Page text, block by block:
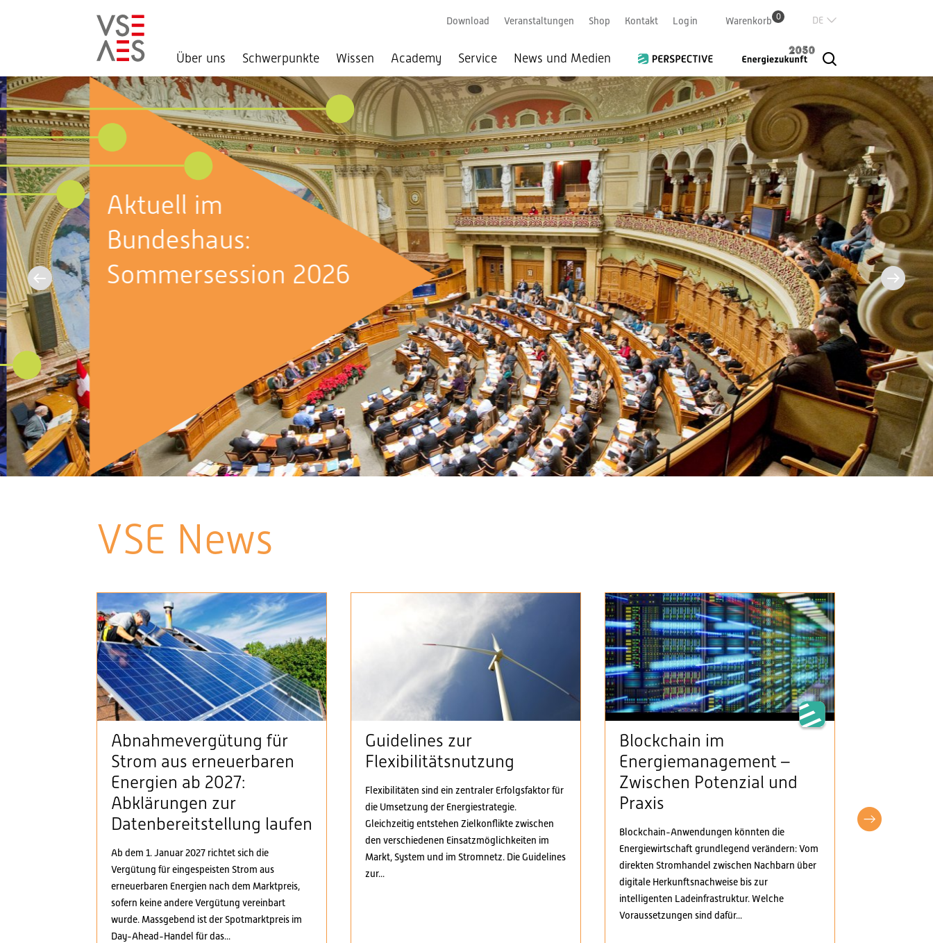
Direkt
zum
Inhalt
Über uns Schwerpunkte Wissen Academy Service News und Medien
Download Veranstaltungen Shop Kontakt Login Warenkorb 0
Aktuell im
Bundeshaus:
Sommersession 2026
VSE News
Abnahmevergütung für
Strom aus erneuerbaren
Energien ab 2027:
Abklärungen zur
Datenbereitstellung laufen
Ab dem 1. Januar 2027 richtet sich die
Vergütung für eingespeisten Strom aus
erneuerbaren Energien nach dem Marktpreis,
sofern keine andere Vergütung vereinbart
wurde. Massgebend ist der Spotmarktpreis im
Day-Ahead-Handel für das...
Guidelines zur
Flexibilitätsnutzung
Flexibilitäten sind ein zentraler Erfolgsfaktor für
die Umsetzung der Energiestrategie.
Gleichzeitig entstehen Zielkonflikte zwischen
den verschiedenen Einsatzmöglichkeiten im
Markt, System und im Stromnetz. Die Guidelines
zur...
Blockchain im
Energiemanagement –
Zwischen Potenzial und
Praxis
Blockchain-Anwendungen könnten die
Energiewirtschaft grundlegend verändern: Vom
direkten Stromhandel zwischen Nachbarn über
digitale Herkunftsnachweise bis zur
intelligenten Ladeinfrastruktur. Welche
Voraussetzungen sind dafür...
fordert